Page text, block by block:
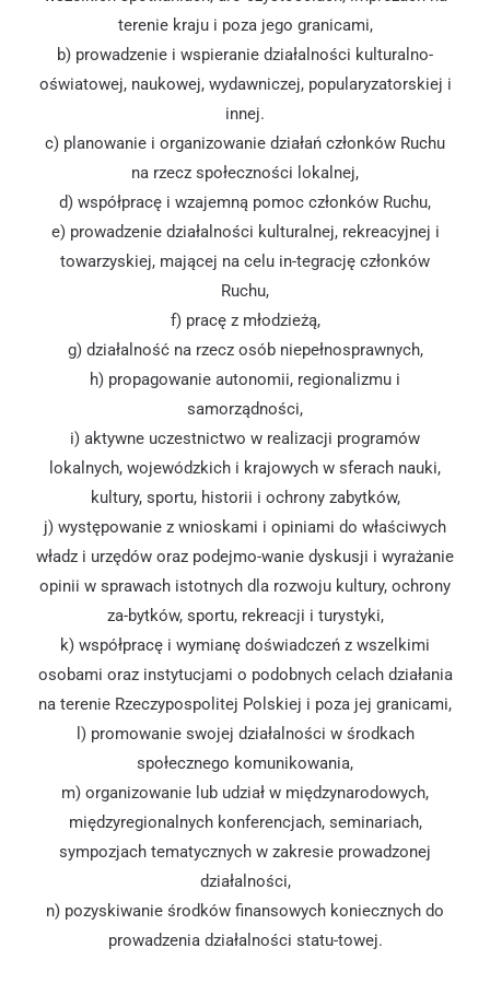
terenie kraju i poza jego granicami,
b) prowadzenie i wspieranie działalności kulturalno-
oświatowej, naukowej, wydawniczej, popularyzatorskiej i
innej.
c) planowanie i organizowanie działań członków Ruchu
na rzecz społeczności lokalnej,
d) współpracę i wzajemną pomoc członków Ruchu,
e) prowadzenie działalności kulturalnej, rekreacyjnej i
towarzyskiej, mającej na celu in-tegrację członków
Ruchu,
f) pracę z młodzieżą,
g) działalność na rzecz osób niepełnosprawnych,
h) propagowanie autonomii, regionalizmu i
samorządności,
i) aktywne uczestnictwo w realizacji programów
lokalnych, wojewódzkich i krajowych w sferach nauki,
kultury, sportu, historii i ochrony zabytków,
j) występowanie z wnioskami i opiniami do właściwych
władz i urzędów oraz podejmo-wanie dyskusji i wyrażanie
opinii w sprawach istotnych dla rozwoju kultury, ochrony
za-bytków, sportu, rekreacji i turystyki,
k) współpracę i wymianę doświadczeń z wszelkimi
osobami oraz instytucjami o podobnych celach działania
na terenie Rzeczypospolitej Polskiej i poza jej granicami,
l) promowanie swojej działalności w środkach
społecznego komunikowania,
m) organizowanie lub udział w międzynarodowych,
międzyregionalnych konferencjach, seminariach,
sympozjach tematycznych w zakresie prowadzonej
działalności,
n) pozyskiwanie środków finansowych koniecznych do
prowadzenia działalności statu-towej.